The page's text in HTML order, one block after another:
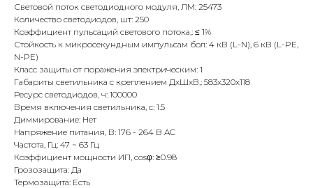
Световой поток светодиодного модуля, ЛМ: 25473
Количество светодиодов, шт: 250
Коэффициент пульсаций светового потока,: ≤ 1%
Стойкость к микросекундным импульсам бол: 4 кВ (L-N), 6 кВ (L-PE,
N-PE)
Класс защиты от поражения электрическим: 1
Габариты светильника с креплением ДхШхВ,: 583х320х118
Ресурс светодиодов, ч: 100000
Время включения светильника, с: 1.5
Диммирование: Нет
Напряжение питания, В: 176 - 264 B AC
Частота, Гц: 47 ~ 63 Гц
Коэффициент мощности ИП, cosφ: ≥0.98
Грозозащита: Да
Термозащита: Есть